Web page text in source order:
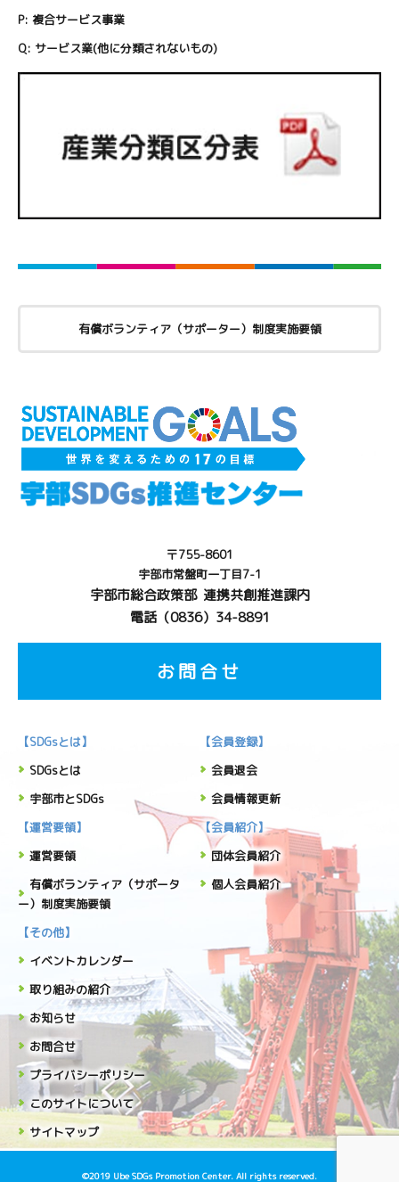
P: 複合サービス事業
Q: サービス業(他に分類されないもの)
有償ボランティア（サポーター）制度実施要領
〒755-8601
宇部市常盤町一丁目7-1
宇部市総合政策部 連携共創推進課内
電話（0836）34-8891
お問合せ
【SDGsとは】
SDGsとは
宇部市とSDGs
【運営要領】
運営要領
有償ボランティア（サポータ
ー）制度実施要領
【会員登録】
会員退会
会員情報更新
【会員紹介】
団体会員紹介
個人会員紹介
【その他】
イベントカレンダー
取り組みの紹介
お知らせ
お問合せ
プライバシーポリシー
このサイトについて
サイトマップ
©2019 Ube SDGs Promotion Center. All rights reserved.